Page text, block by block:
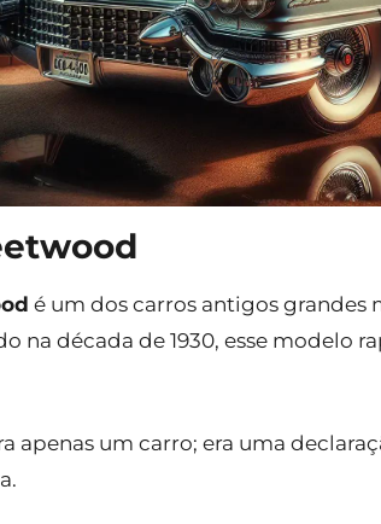
é um dos carros antigos
na década de 1930, esse modelo
apenas um carro; era uma